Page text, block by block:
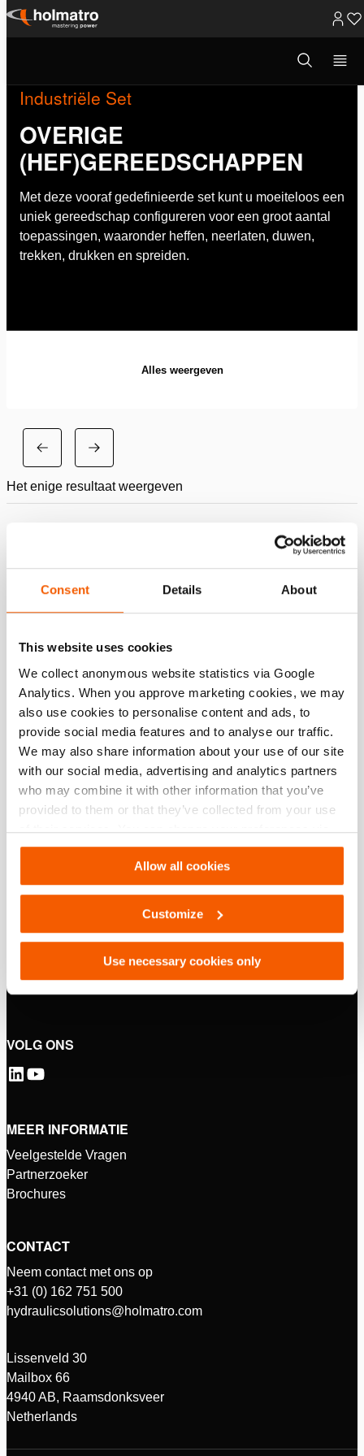
Consent Details About
This website uses cookies
We collect anonymous website statistics via Google
Analytics. When you approve marketing cookies, we may
also use cookies to personalise content and ads, to
provide social media features and to analyse our traffic.
We may also share information about your use of our site
with our social media, advertising and analytics partners
who may combine it with other information that you’ve
provided to them or that they’ve collected from your use
of their services. You can change your preferences via
Settings. See ourcookiestatement.
Allow all cookies
Customize
Use necessary cookies only
Ga
Open
zoekvenster
Industriële Set
OVERIGE
(HEF)GEREEDSCHAPPEN
Met deze vooraf gedefinieerde set kunt u moeiteloos een
uniek gereedschap configureren voor een groot aantal
toepassingen, waaronder heffen, neerlaten, duwen,
trekken, drukken en spreiden.
Alles weergeven
Het enige resultaat weergeven
Multifunctionele cilinderset HIK 10 M
VOLG ONS
MEER INFORMATIE
Veelgestelde Vragen
Partnerzoeker
Brochures
CONTACT
Neem contact met ons op
+31 (0) 162 751 500
hydraulicsolutions@holmatro.com
Lissenveld 30
Mailbox 66
4940 AB, Raamsdonksveer
Netherlands